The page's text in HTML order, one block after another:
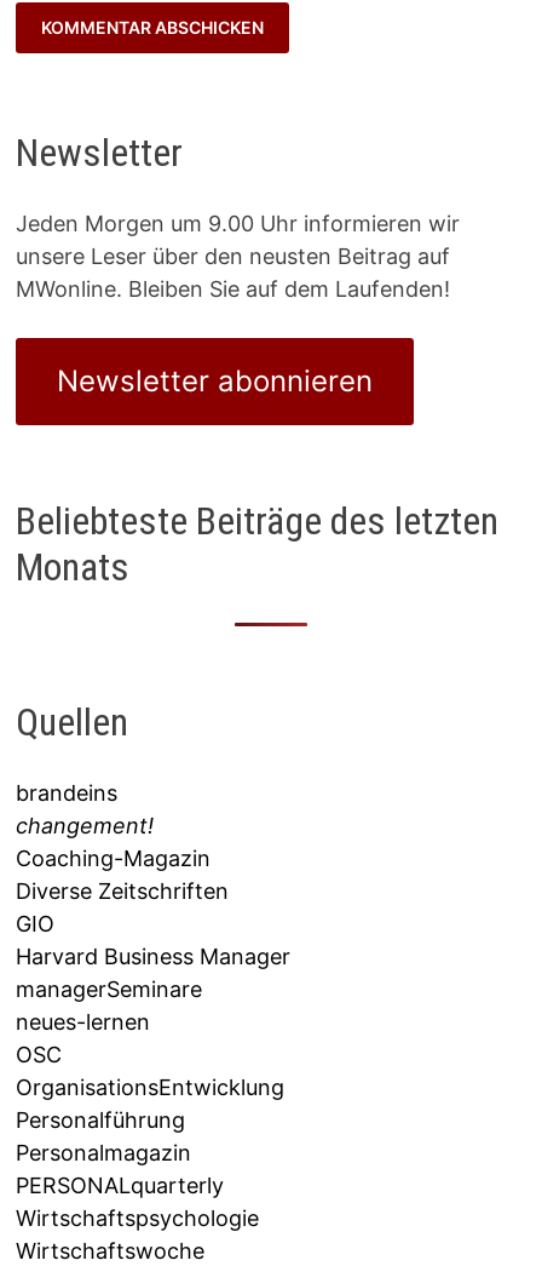
Newsletter
Jeden Morgen um 9.00 Uhr informieren wir
unsere Leser über den neusten Beitrag auf
MWonline. Bleiben Sie auf dem Laufenden!
Newsletter abonnieren
Beliebteste Beiträge des letzten
Monats
Quellen
brandeins
changement!
Coaching-Magazin
Diverse Zeitschriften
GIO
Harvard Business Manager
managerSeminare
neues-lernen
OSC
OrganisationsEntwicklung
Personalführung
Personalmagazin
PERSONALquarterly
Wirtschaftspsychologie
Wirtschaftswoche